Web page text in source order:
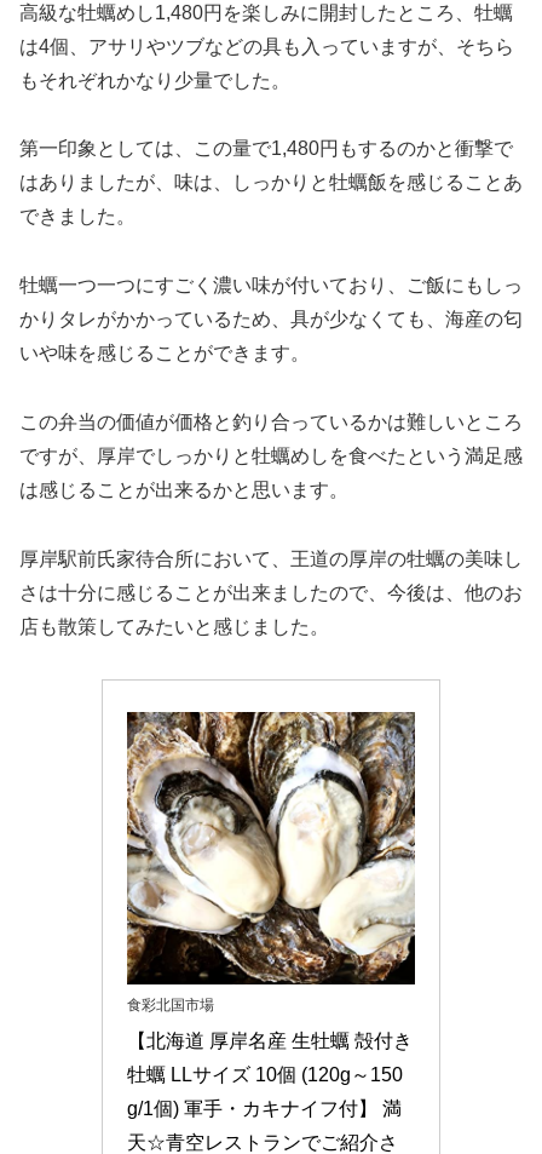
高級な牡蠣めし1,480円を楽しみに開封したところ、牡蠣
は4個、アサリやツブなどの具も入っていますが、そちら
もそれぞれかなり少量でした。
第一印象としては、この量で1,480円もするのかと衝撃で
はありましたが、味は、しっかりと牡蠣飯を感じることあ
できました。
牡蠣一つ一つにすごく濃い味が付いており、ご飯にもしっ
かりタレがかかっているため、具が少なくても、海産の匂
いや味を感じることができます。
この弁当の価値が価格と釣り合っているかは難しいところ
ですが、厚岸でしっかりと牡蠣めしを食べたという満足感
は感じることが出来るかと思います。
厚岸駅前氏家待合所において、王道の厚岸の牡蠣の美味し
さは十分に感じることが出来ましたので、今後は、他のお
店も散策してみたいと感じました。
食彩北国市場
【北海道 厚岸名産 生牡蠣 殻付き
牡蠣 LLサイズ 10個 (120g～150
g/1個) 軍手・カキナイフ付】 満
天☆青空レストランでご紹介さ